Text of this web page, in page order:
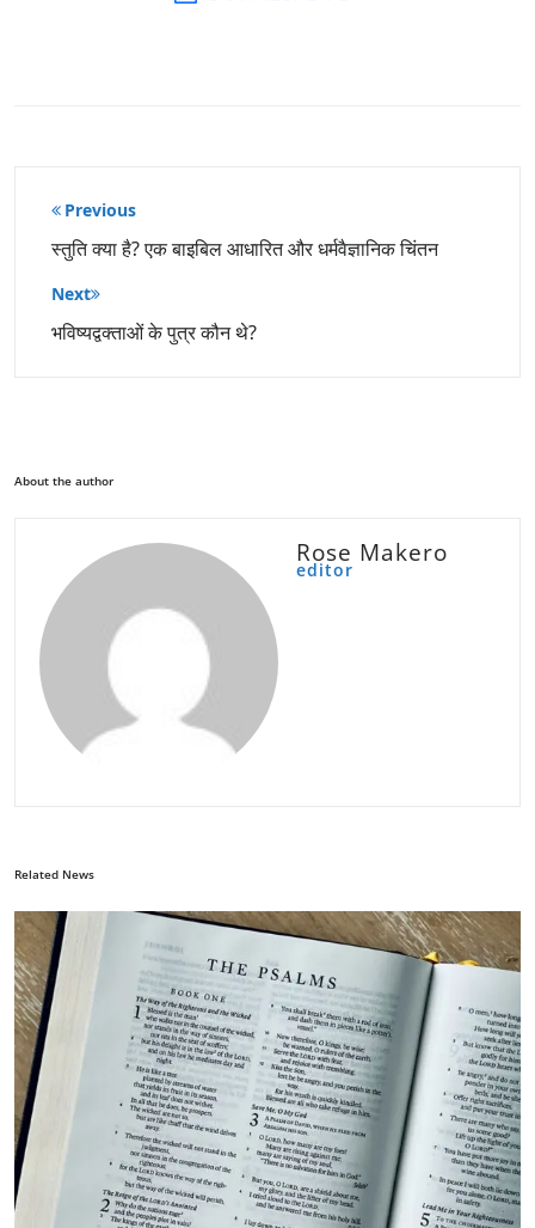
पोस्ट
नेविगेशन
Previous
स्तुति क्या है? एक बाइबिल आधारित और धर्मवैज्ञानिक चिंतन
Next
भविष्यद्वक्ताओं के पुत्र कौन थे?
About the author
Rose Makero
editor
Related News